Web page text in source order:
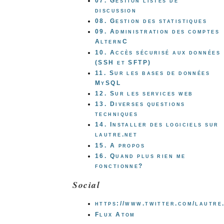
discussion
08. Gestion des statistiques
09. Administration des comptes
AlternC
10. Accès sécurisé aux données
(SSH et SFTP)
11. Sur les bases de données
MySQL
12. Sur les services web
13. Diverses questions
techniques
14. Installer des logiciels sur
lautre.net
15. A propos
16. Quand plus rien me
fonctionne?
Social
https://www.twitter.com/
Flux Atom